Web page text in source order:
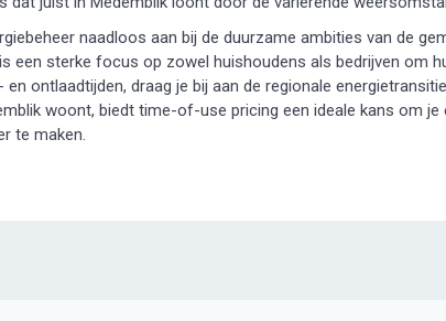
naadloos aan bij de duurzame ambities van de
een sterke focus op zowel huishoudens als bedrijven om
ontlaadtijden, draag je bij aan de regionale
woont, biedt time-of-use pricing een ideale kans om je
te maken.